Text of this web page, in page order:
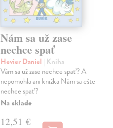
Nám sa už zase
nechce spať
Hevier Daniel | Kniha
Vám sa už zase nechce spať? A
nepomohla ani knižka Nám sa ešte
nechce spať?
Na sklade
12,51 €